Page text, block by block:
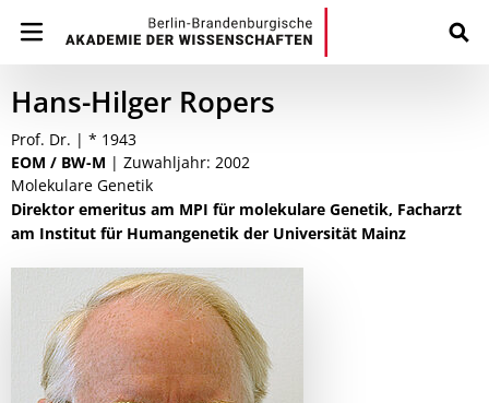
Hans-Hilger Ropers
Prof. Dr. | * 1943
EOM / BW-M | Zuwahljahr: 2002
Molekulare Genetik
Direktor emeritus am MPI für molekulare Genetik, Facharzt
am Institut für Humangenetik der Universität Mainz